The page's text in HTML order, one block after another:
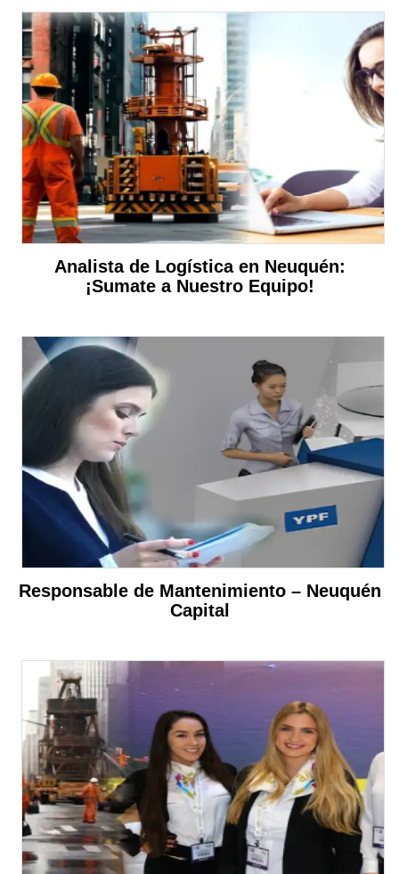
Analista de Logística en Neuquén:
¡Sumate a Nuestro Equipo!
Responsable de Mantenimiento – Neuquén
Capital